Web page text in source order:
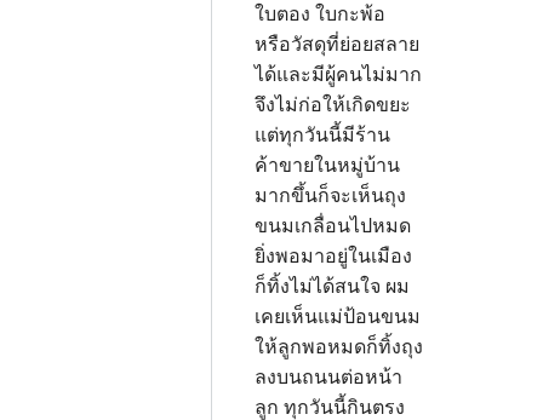
ใบตอง ใบกะพ้อ
หรือวัสดุที่ย่อยสลาย
ได้และมีผู้คนไม่มาก
จึงไม่ก่อให้เกิดขยะ
แต่ทุกวันนี้มีร้าน
ค้าขายในหมู่บ้าน
มากขึ้นก็จะเห็นถุง
ขนมเกลื่อนไปหมด
ยิ่งพอมาอยู่ในเมือง
ก็ทิ้งไม่ได้สนใจ ผม
เคยเห็นแม่ป้อนขนม
ให้ลูกพอหมดก็ทิ้งถุง
ลงบนถนนต่อหน้า
ลูก ทุกวันนี้กินตรง